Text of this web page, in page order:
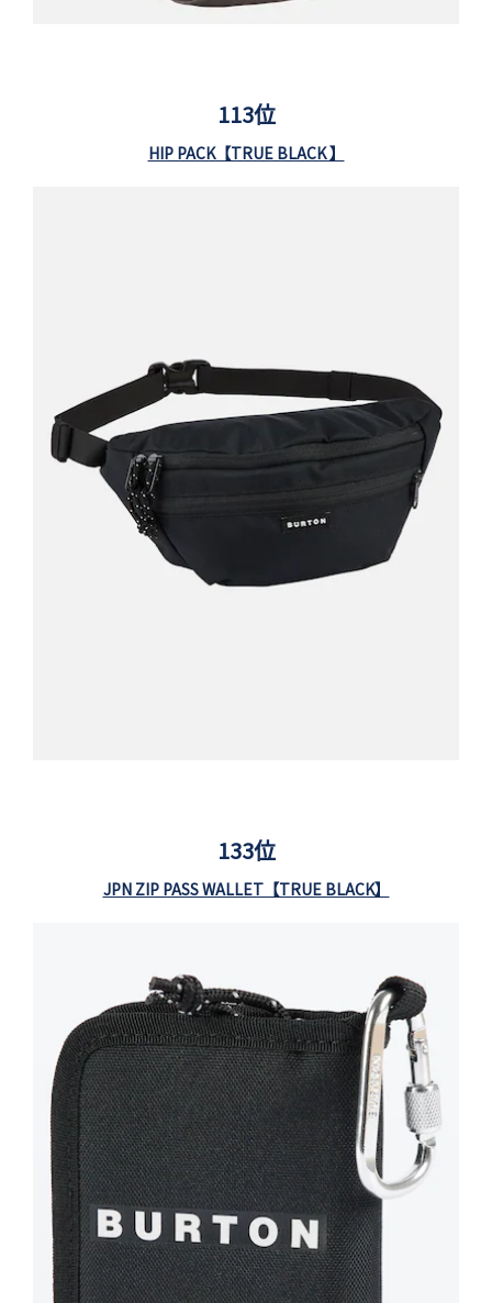
113位
HIP PACK【TRUE BLACK 】
133位
JPN ZIP PASS WALLET【TRUE BLACK】